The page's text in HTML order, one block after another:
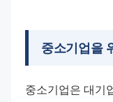
중소기업을
중소기업은 대기